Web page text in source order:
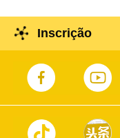
Inscrição